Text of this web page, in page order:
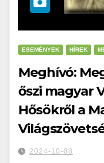
ESEMÉNYEK HÍREK
Meghívó:
őszi magyar
Hősökről a
2024-10-08